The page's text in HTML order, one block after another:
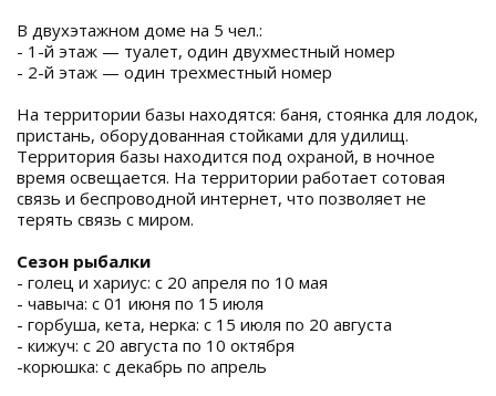
В двухэтажном доме на 5 чел.:
- 1-й этаж — туалет, один двухместный номер
- 2-й этаж — один трехместный номер
На территории базы находятся: баня, стоянка для лодок,
пристань, оборудованная стойками для удилищ.
Территория базы находится под охраной, в ночное
время освещается. На территории работает сотовая
связь и беспроводной интернет, что позволяет не
терять связь с миром.
Сезон рыбалки
- голец и хариус: с 20 апреля по 10 мая
- чавыча: с 01 июня по 15 июля
- горбуша, кета, нерка: с 15 июля по 20 августа
- кижуч: с 20 августа по 10 октября
-корюшка: с декабрь по апрель